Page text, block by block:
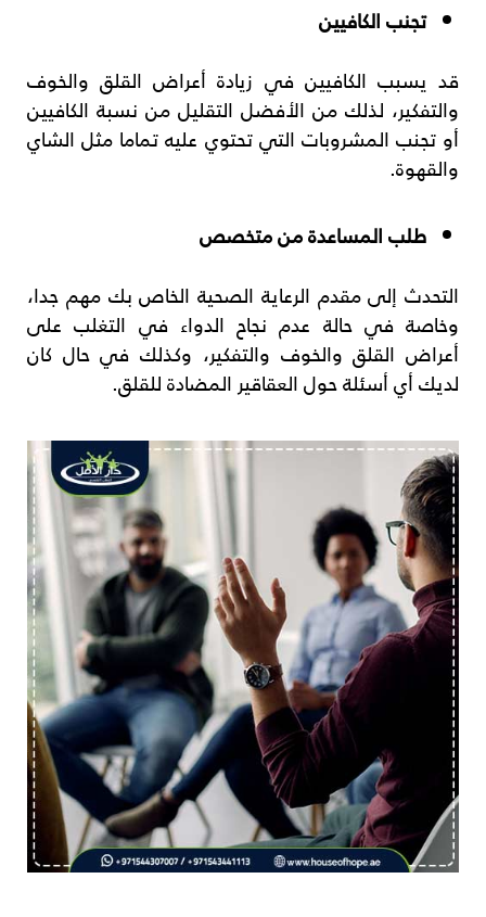
تجنب الكافيين
قد يسبب الكافيين في زيادة أعراض القلق والخوف
والتفكير، لذلك من الأفضل التقليل من نسبة الكافيين
أو تجنب المشروبات التي تحتوي عليه تماما مثل الشاي
والقهوة.
طلب المساعدة من متخصص
التحدث إلى مقدم الرعاية الصحية الخاص بك مهم جدا،
وخاصة في حالة عدم نجاح الدواء في التغلب على
أعراض القلق والخوف والتفكير، وكذلك في حال كان
لديك أي أسئلة حول العقاقير المضادة للقلق.